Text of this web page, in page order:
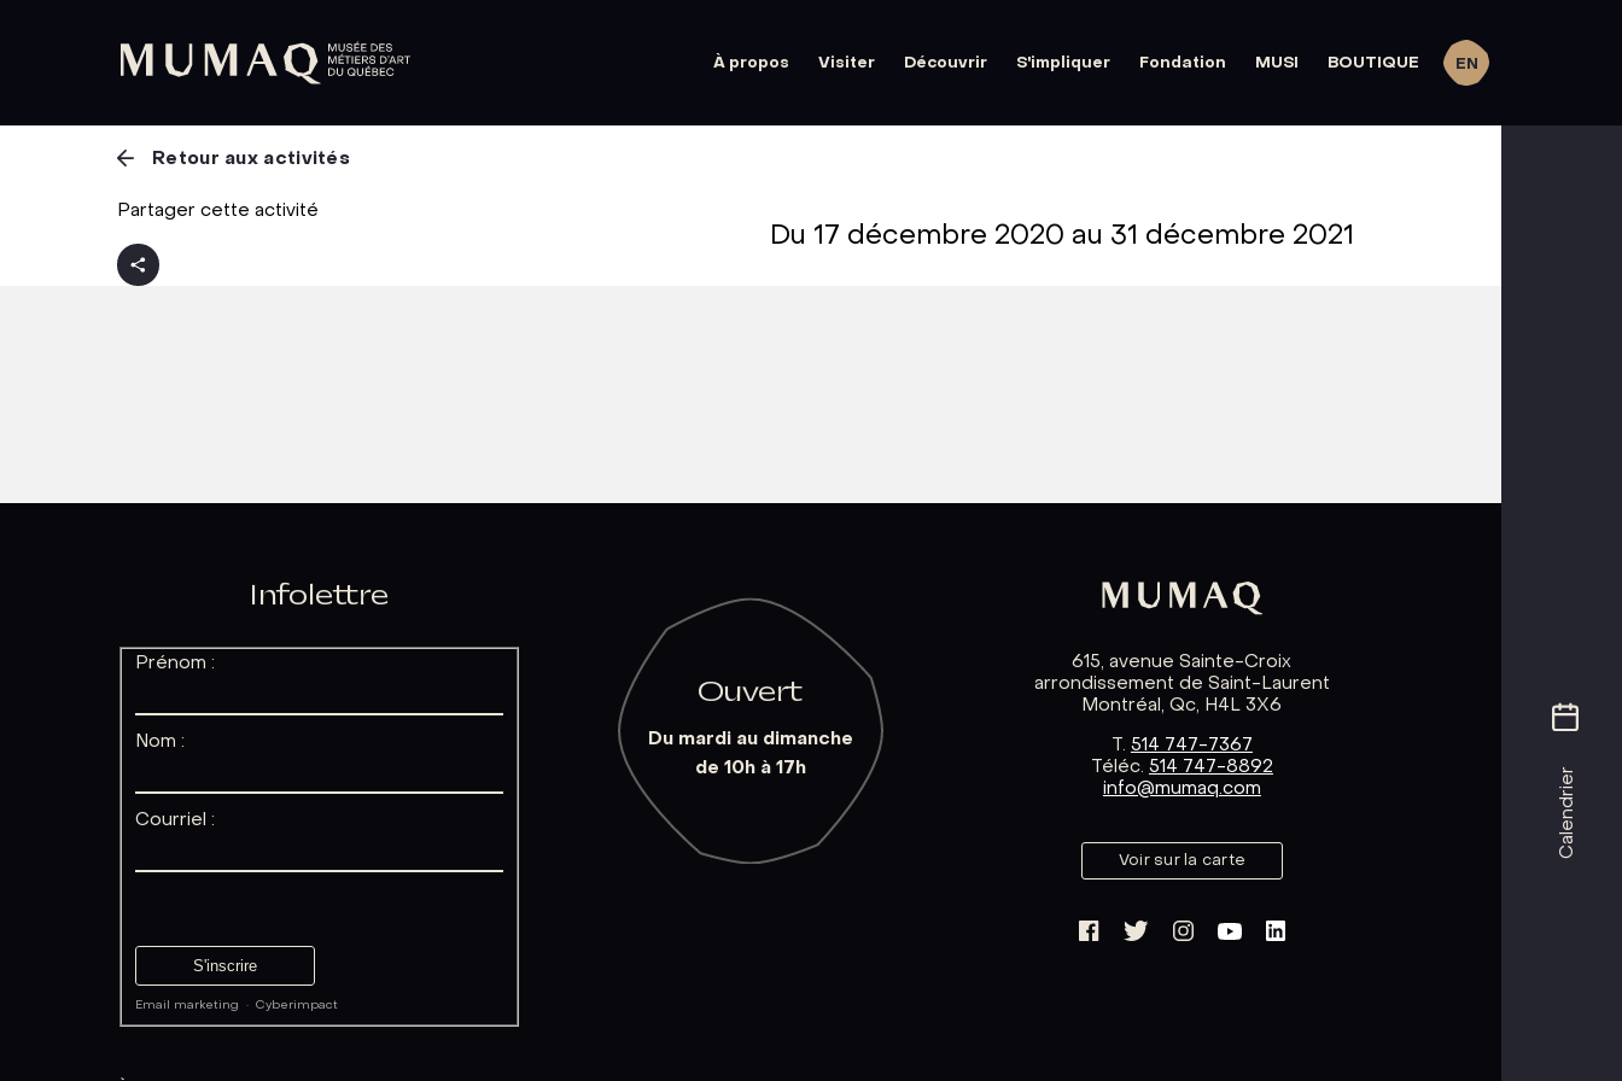
À propos Visiter Découvrir S'impliquer Fondation MUSI BOUTIQUE EN
Calendrier
Retour aux activités
Partager cette activité
Du 17 décembre 2020 au 31 décembre 2021
Infolettre
Prénom :
Nom :
Courriel :
Email marketing ·Cyberimpact
Ouvert
Du mardi au dimanche
de 10h à 17h
615, avenue Sainte-Croix
arrondissement de Saint-Laurent
Montréal, Qc, H4L 3X6
T. 514 747-7367
Téléc. 514 747-8892
info@mumaq.com
Voir sur la carte